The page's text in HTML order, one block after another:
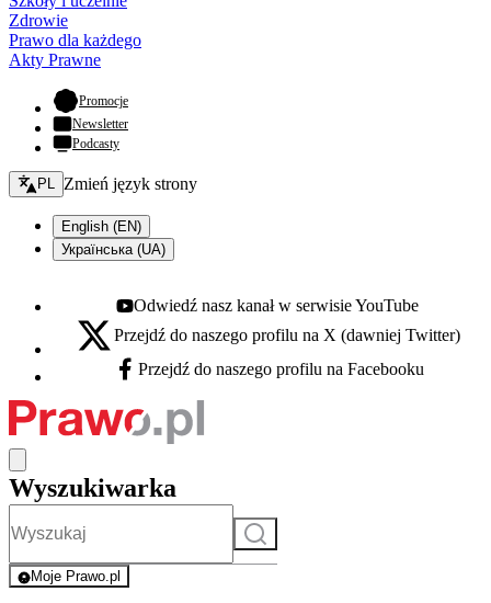
Zdrowie
Prawo dla każdego
Akty Prawne
Promocje- otwiera się w nowej karcie
Newsletter
Podcasty
Zmień język - bieżący:
PL Zmień język strony
English (EN)
Українська (UA)
Youtube - otwiera się w nowej karcie
Odwiedź nasz kanał w serwisie YouTube
X - otwiera się w nowej karcie
Przejdź do naszego profilu na X (dawniej Twitter)
Facebook - otwiera się w nowej karcie
Przejdź do naszego profilu na Facebooku
Wyszukiwarka
Szukaj
Moje Prawo.pl
- rejestracja i logowanie do serwisu